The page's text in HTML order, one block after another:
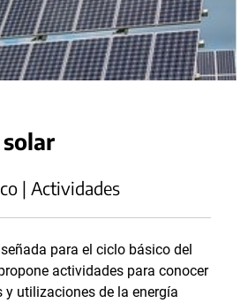
| Actividades
para el ciclo básico del
actividades para conocer
y utilizaciones de la energía